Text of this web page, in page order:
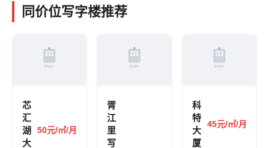
同价位写字楼推荐
芯
汇
湖
大
50元/㎡/月
胥
江
里
写
科
特
大
厦
45元/㎡/月